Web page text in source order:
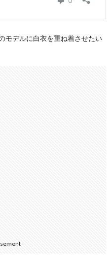
モデルに白衣を重ね着させたい